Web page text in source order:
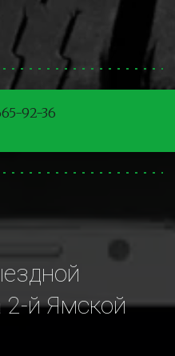
92-36
й Ямской